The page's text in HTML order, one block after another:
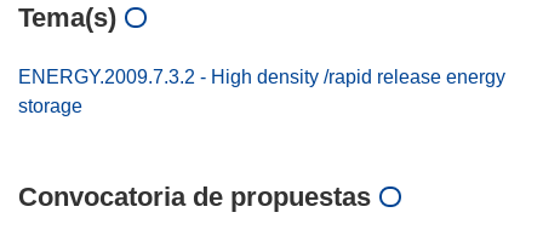
Tema(s)
ENERGY.2009.7.3.2 - High density /rapid release energy
storage
Convocatoria de propuestas